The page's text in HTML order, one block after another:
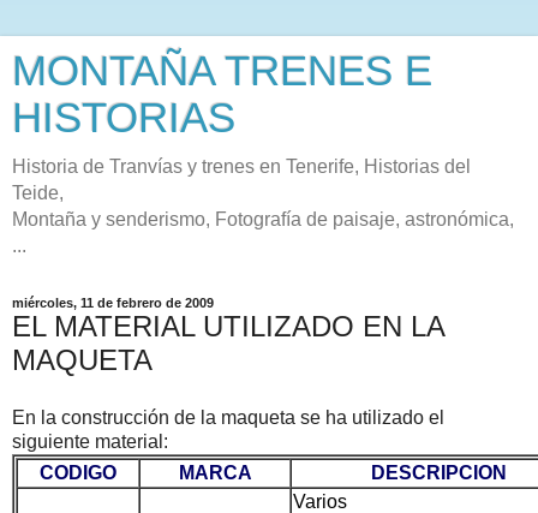
MONTAÑA TRENES E
HISTORIAS
Historia de Tranvías y trenes en Tenerife, Historias del
Teide,
Montaña y senderismo, Fotografía de paisaje, astronómica,
...
miércoles, 11 de febrero de 2009
EL MATERIAL UTILIZADO EN LA
MAQUETA
En la construcción de la maqueta se ha utilizado el
siguiente material:
CODIGO
MARCA
DESCRIPCION
Varios